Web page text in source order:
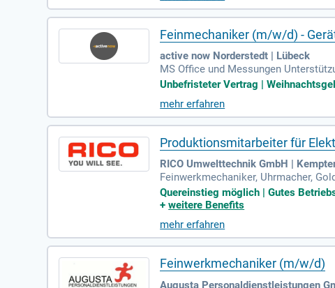
Feinmechaniker (m/w/d) -
active now Norderstedt | Lübeck
MS Office und Messungen
charbeiter (m/w/d)
Unbefristeter Vertrag |
mehr erfahren
Produktionsmitarbeiter für
RICO Umwelttechnik GmbH |
Feinwerkmechaniker, Uhrmacher,
Bauteile und empfindlicher
Quereinstieg möglich | Gutes
+weitere Benefits
mehr erfahren
Feinwerkmechaniker (m/w/d)
Augusta Personaldienstleistungen